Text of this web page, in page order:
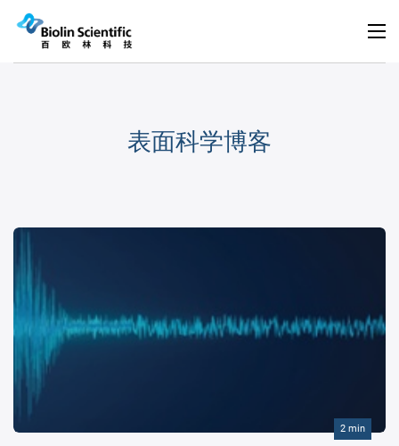
表面科学博客
2 min